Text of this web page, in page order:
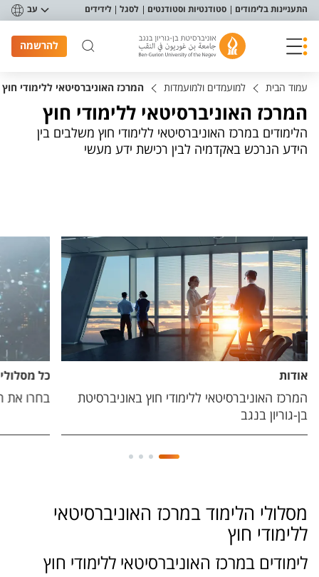
תפריט נגישות
התעניינות בלימודים סטודנטיות וסטודנטים לסגל לידידים עב
להרשמה
עמוד הבית למועמדים ולמועמדות המרכז האוניברסיטאי ללימודי חוץ
המרכז האוניברסיטאי ללימודי חוץ
הלימודים במרכז האוניברסיטאי ללימודי חוץ משלבים בין
הידע הנרכש באקדמיה לבין רכישת ידע מעשי
אודות
המרכז האוניברסיטאי ללימודי חוץ באוניברסיטת
בן-גוריון בנגב
כל
בחרו את
מסלולי הלימוד במרכז האוניברסיטאי
ללימודי חוץ
לימודים במרכז האוניברסיטאי ללימודי חוץ